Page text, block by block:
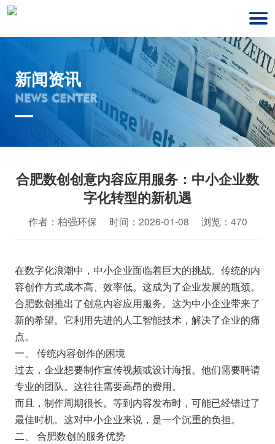
新闻资讯
NEWS CENTER
合肥数创创意内容应用服务：中小企业数
字化转型的新机遇
作者：柏强环保 时间：2026-01-08 浏览：470
在数字化浪潮中，中小企业面临着巨大的挑战。传统的内
容创作方式成本高、效率低。这成为了企业发展的瓶颈。
合肥数创推出了创意内容应用服务。这为中小企业带来了
新的希望。它利用先进的人工智能技术，解决了企业的痛
点。
一、 传统内容创作的困境
过去，企业想要制作宣传视频或设计海报。他们需要聘请
专业的团队。这往往需要高昂的费用。
而且，制作周期很长。等到内容发布时，可能已经错过了
最佳时机。这对中小企业来说，是一个沉重的负担。
二、 合肥数创的服务优势